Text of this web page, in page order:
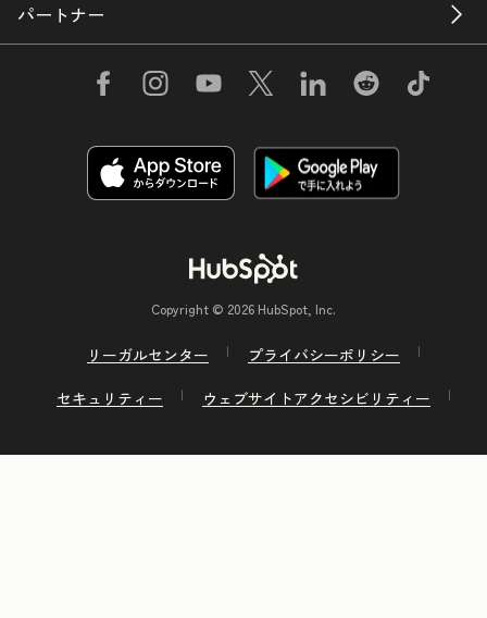
パートナー
Copyright © 2026 HubSpot, Inc.
リーガルセンター
プライバシーポリシー
セキュリティー
ウェブサイトアクセシビリティー